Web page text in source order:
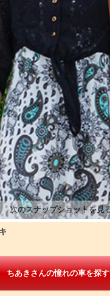
ちあきさんの憧れの車を探す